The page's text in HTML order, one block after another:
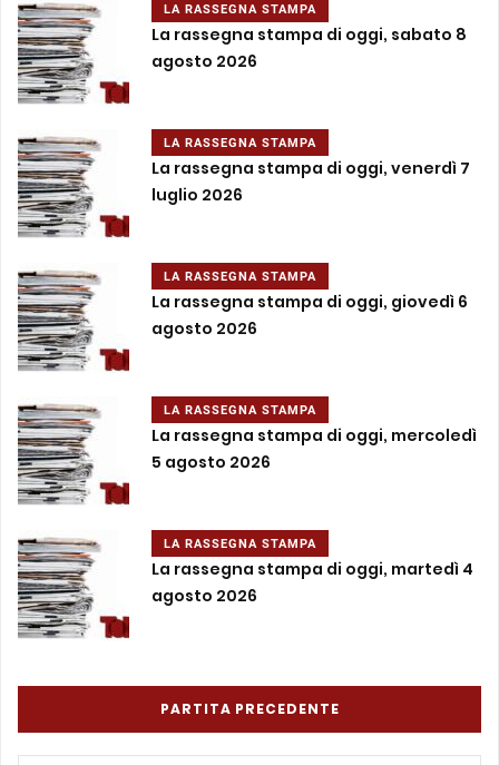
LA RASSEGNA STAMPA
La rassegna stampa di oggi, sabato 8
agosto 2026
LA RASSEGNA STAMPA
La rassegna stampa di oggi, venerdì 7
luglio 2026
LA RASSEGNA STAMPA
La rassegna stampa di oggi, giovedì 6
agosto 2026
LA RASSEGNA STAMPA
La rassegna stampa di oggi, mercoledì
5 agosto 2026
LA RASSEGNA STAMPA
La rassegna stampa di oggi, martedì 4
agosto 2026
PARTITA PRECEDENTE